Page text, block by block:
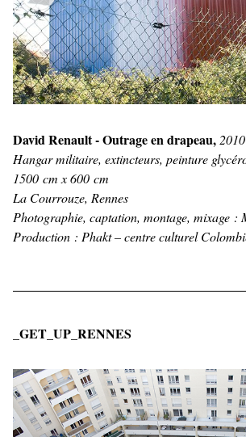
David Renault - Outrage en drapeau, 2010
Hangar militaire, extincteurs, peinture
1500 cm x 600 cm
La Courrouze, Rennes
Photographie, captation, montage, mixage :
Production : Phakt – centre culturel
_GET_UP_RENNES